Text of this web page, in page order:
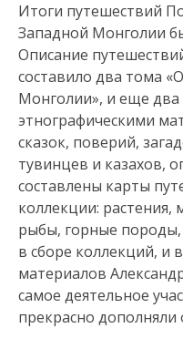
Итоги путешествий
Западной Монголии
Описание
составило два тома
Монголии», и еще
этнографическими
сказок, поверий,
тувинцев и казахов,
составлены карты
коллекции:
рыбы, горные породы,
в сборе коллекций, и
материалов
самое деятельное
прекрасно